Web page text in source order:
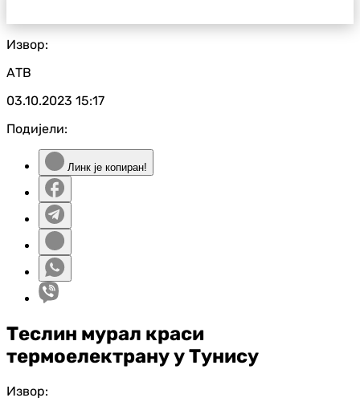
Извор:
АТВ
03.10.2023 15:17
Подијели:
Линк је копиран!
Теслин мурал краси
термоелектрану у Тунису
Извор: